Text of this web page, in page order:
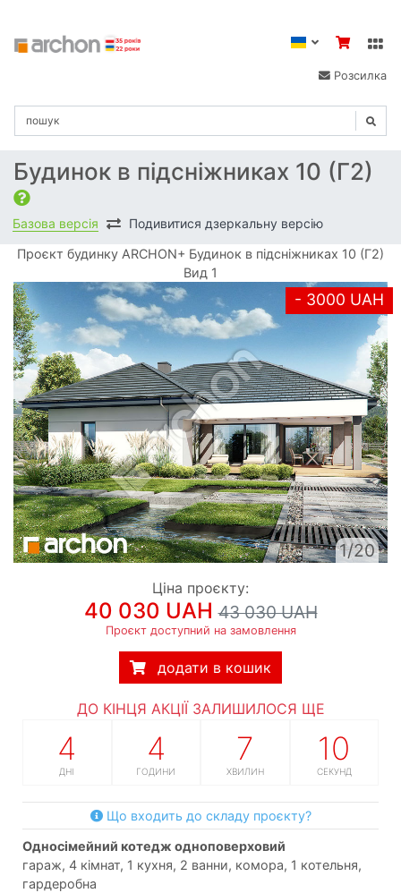
Розсилка
Будинок в підсніжниках 10 (Г2)
Базова версія Подивитися дзеркальну версію
Проєкт будинку ARCHON+ Будинок в підсніжниках 10 (Г2)
Вид 1
- 3000 UAH
1/20
Ціна проєкту:
40 030 UAH43 030 UAH
Проєкт доступний на замовлення
додати в кошик
ДО КІНЦЯ АКЦІЇ ЗАЛИШИЛОСЯ ЩЕ
4
ДНІ
4
ГОДИНИ
7
ХВИЛИН
9
СЕКУНД
Що входить до складу проєкту?
односімейний котедж одноповерховий
гараж, 4 кімнат, 1 кухня, 2 ванни, комора, 1 котельня,
гардеробна